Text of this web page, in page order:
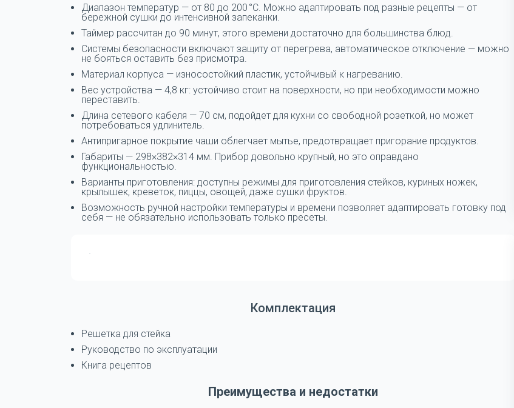
Диапазон температур — от 80 до 200 °C. Можно адаптировать под разные рецепты — от
бережной сушки до интенсивной запеканки.
Таймер рассчитан до 90 минут, этого времени достаточно для большинства блюд.
Системы безопасности включают защиту от перегрева, автоматическое отключение — можно
не бояться оставить без присмотра.
Материал корпуса — износостойкий пластик, устойчивый к нагреванию.
Вес устройства — 4,8 кг: устойчиво стоит на поверхности, но при необходимости можно
переставить.
Длина сетевого кабеля — 70 см, подойдет для кухни со свободной розеткой, но может
потребоваться удлинитель.
Антипригарное покрытие чаши облегчает мытье, предотвращает пригорание продуктов.
Габариты — 298×382×314 мм. Прибор довольно крупный, но это оправдано
функциональностью.
Варианты приготовления: доступны режимы для приготовления стейков, куриных ножек,
крылышек, креветок, пиццы, овощей, даже сушки фруктов.
Возможность ручной настройки температуры и времени позволяет адаптировать готовку под
себя — не обязательно использовать только пресеты.
Комплектация
Решетка для стейка
Руководство по эксплуатации
Книга рецептов
Преимущества и недостатки